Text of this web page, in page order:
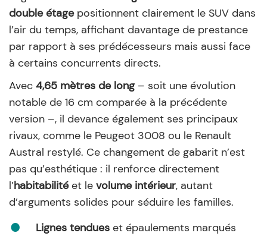
double étagepositionnent clairement le SUV dans
l’air du temps, affichant davantage de prestance
par rapport à ses prédécesseurs mais aussi face
à certains concurrents directs.
Avec 4,65 mètres de long– soit une évolution
notable de 16 cm comparée à la précédente
version –, il devance également ses principaux
rivaux, comme le Peugeot 3008 ou le Renault
Austral restylé. Ce changement de gabarit n’est
pas qu’esthétique : il renforce directement
l’habitabilitéet le volume intérieur, autant
d’arguments solides pour séduire les familles.
Lignes tendues et épaulements marqués